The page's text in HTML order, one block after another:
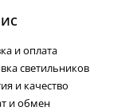
и оплата
светильников
и качество
и обмен